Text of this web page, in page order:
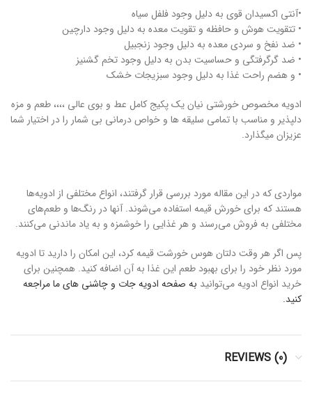
•آنتی اکسیدان قوی به دلیل وجود فلفل سیاه
• تتقویت هوش و حافظه و تقویت معده به دلیل وجود دارچین
• ضد نفخ و سردی معده به دلیل وجود زنجبیل
• ضد گرگرفتگی و حساسیت بدن به دلیل وجود تخم گشنیز
• و هضم راحت غذا به دلیل وجود سبزیجات خشک
ادویه مخصوص خورشتی نیان یک پکیج کامل عط و بوی عالی ،،،، طعم و مزه
دلپذیر و مناسب با تمامی سلیقه ها و خواص درمانی بی شمار را در اختیار شما
عزیزان میگذارد.
مواردی که در این مقاله مورد بررسی قرار گرفتند، انواع مختلفی از ادویه‌ها
هستند که برای خورش قیمه استفاده می‌شوند. آنها در رنگ‌ها و طعم‌های
مختلفی به فروش می‌رسند و هر غذایی را خوشمزه و به یاد ماندنی می‌کنند.
پس اگر هر وقت دلتان هوس خورشت قیمه کرد، این امکان را دارید تا ادویه
مورد نظر خود را برای بهبود طعم این غذا به آن اضافه کنید. همچنین برای
خرید انواع ادویه می‌توانید به صفحه ادویه جات و چاشنی های ما مراجعه
کنید.
REVIEWS (0)